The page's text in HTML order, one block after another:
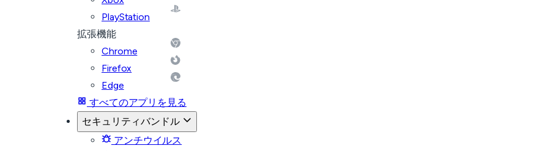
PlayStation
拡張機能
Chrome
Firefox
Edge
すべてのアプリを見る
セキュリティバンドル
アンチウイルス